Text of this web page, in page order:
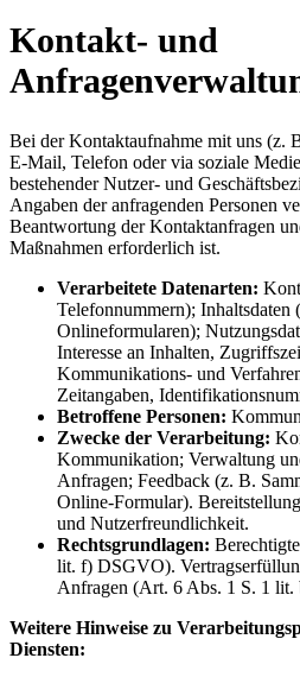
Kontakt- und
Bei der Kontaktaufnahme mit uns (z.
E-Mail, Telefon oder via soziale
bestehender Nutzer- und
Angaben der anfragenden Personen
Beantwortung der Kontaktanfragen
Maßnahmen erforderlich ist.
Verarbeitete Datenarten:
Telefonnummern); Inhaltsdaten
Onlineformularen);
Interesse an Inhalten,
Kommunikations- und
Zeitangaben,
Betroffene Personen:
Zwecke der Verarbeitung:
Kommunikation; Verwaltung
Anfragen; Feedback (z. B.
Online-Formular).
und Nutzerfreundlichkeit.
Rechtsgrundlagen:
lit. f) DSGVO).
Anfragen (Art. 6 Abs. 1 S. 1
Weitere Hinweise zu
Diensten: